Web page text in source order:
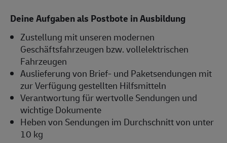
Deine Aufgaben als Postbote in Ausbildung
Zustellung mit unseren modernen
Geschäftsfahrzeugen bzw. vollelektrischen
Fahrzeugen
Auslieferung von Brief- und Paketsendungen mit
zur Verfügung gestellten Hilfsmitteln
Verantwortung für wertvolle Sendungen und
wichtige Dokumente
Heben von Sendungen im Durchschnitt von unter
10 kg